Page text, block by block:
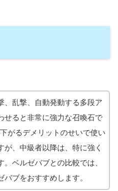
、乱撃、自動発動する多段ア
せると非常に強力な召喚石で
がるデメリットのせいで使い
が、中級者以降は、特に強く
。ベルゼバブとの比較では、
ブをおすすめします。